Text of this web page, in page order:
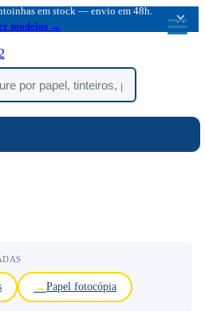
em stock — envio em 48h.
modelos →
×
Papel fotocópia